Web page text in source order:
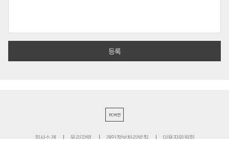
PC버전
회사소개 윤리강령 개인정보처리방침 이용자위원회